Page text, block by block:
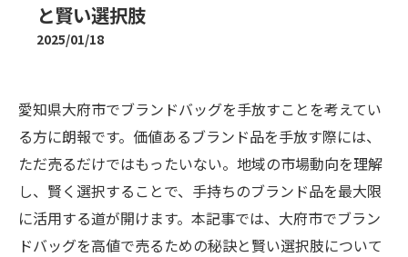
と賢い選択肢
2025/01/18
愛知県大府市でブランドバッグを手放すことを考えてい
る方に朗報です。価値あるブランド品を手放す際には、
ただ売るだけではもったいない。地域の市場動向を理解
し、賢く選択することで、手持ちのブランド品を最大限
に活用する道が開けます。本記事では、大府市でブラン
ドバッグを高値で売るための秘訣と賢い選択肢について